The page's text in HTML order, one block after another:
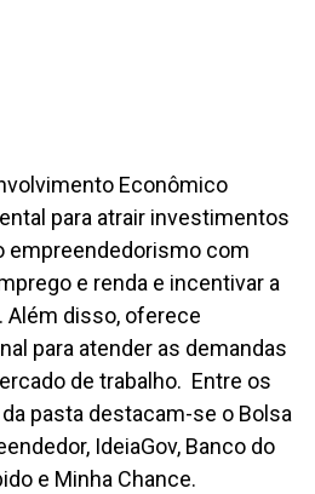
Econômico
para atrair investimentos
empreendedorismo com
e renda e incentivar a
Além disso, oferece
para atender as demandas
de trabalho. Entre os
pasta destacam-se o Bolsa
IdeiaGov, Banco do
e Minha Chance.